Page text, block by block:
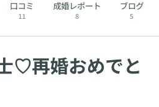
口コミ
11
成婚レポート
8
ブログ
5
♡再婚おめでと